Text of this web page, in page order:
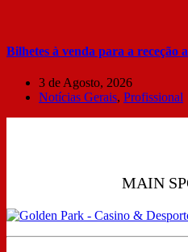
Bilhetes à venda para a receção
3 de Agosto, 2026
Notícias Gerais, Profissional
MAIN